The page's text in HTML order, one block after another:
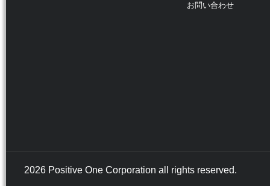
お問い合わせ
2026 Positive One Corporation all rights reserved.